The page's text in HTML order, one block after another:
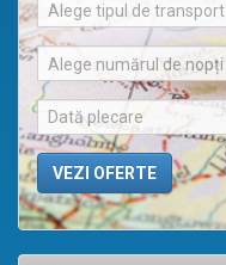
Alege tipul de transport
Alege numărul de nopți